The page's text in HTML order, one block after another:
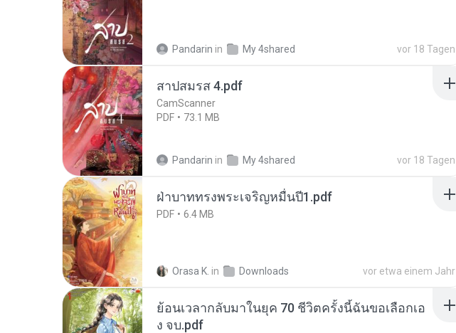
Pandarin in My 4shared vor 18 Tagen
สาปสมรส 4.pdf
CamScanner
PDF
73.1 MB
Pandarin in My 4shared vor 18 Tagen
ฝ่าบาททรงพระเจริญหมื่นปี1.pdf
PDF 6.4 MB
Orasa K. in Downloads vor etwa einem Jahr
ย้อนเวลากลับมาในยุค 70 ชีวิตครั้งนี้ฉันขอเลือกเอ
ง จบ.pdf